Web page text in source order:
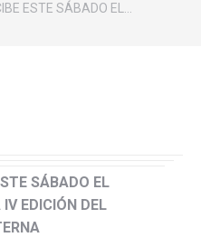
ESTE SÁBADO EL…
SÁBADO EL
EDICIÓN DEL